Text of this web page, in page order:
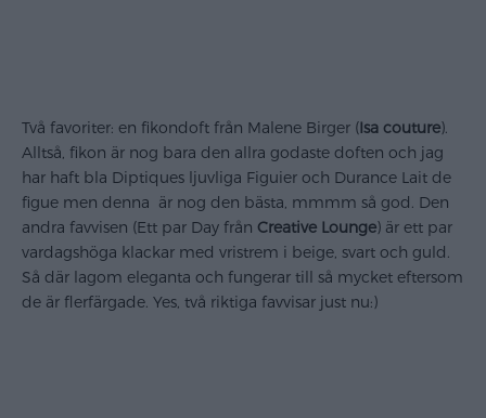
Två favoriter: en fikondoft från Malene Birger (Isa couture).
Alltså, fikon är nog bara den allra godaste doften och jag
har haft bla Diptiques ljuvliga Figuier och Durance Lait de
figue men denna är nog den bästa, mmmm så god. Den
andra favvisen (Ett par Day från Creative Lounge) är ett par
vardagshöga klackar med vristrem i beige, svart och guld.
Så där lagom eleganta och fungerar till så mycket eftersom
de är flerfärgade. Yes, två riktiga favvisar just nu:)